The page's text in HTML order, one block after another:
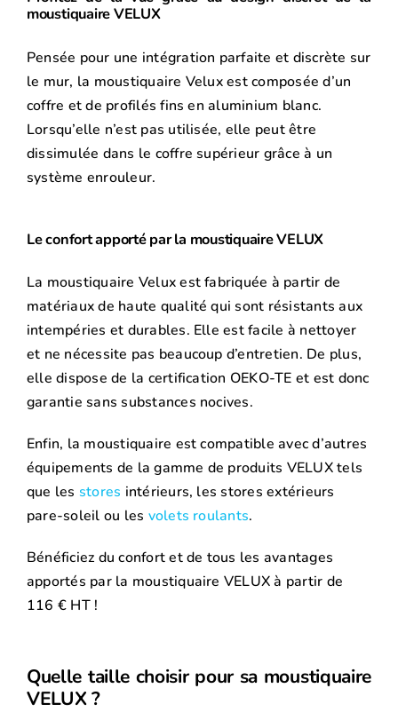
moustiquaire VELUX
Pensée pour une intégration parfaite et discrète sur
le mur, la moustiquaire Velux est composée d’un
coffre et de profilés fins en aluminium blanc.
Lorsqu’elle n’est pas utilisée, elle peut être
dissimulée dans le coffre supérieur grâce à un
système enrouleur.
Le confort apporté par la moustiquaire VELUX
La moustiquaire Velux est fabriquée à partir de
matériaux de haute qualité qui sont résistants aux
intempéries et durables. Elle est facile à nettoyer
et ne nécessite pas beaucoup d’entretien. De plus,
elle dispose de la certification OEKO-TE et est donc
garantie sans substances nocives.
Enfin, la moustiquaire est compatible avec d’autres
équipements de la gamme de produits VELUX tels
que les stores intérieurs, les stores extérieurs
pare-soleil ou les volets roulants.
Bénéficiez du confort et de tous les avantages
apportés par la moustiquaire VELUX à partir de
116 € HT !
Quelle taille choisir pour sa moustiquaire
VELUX ?